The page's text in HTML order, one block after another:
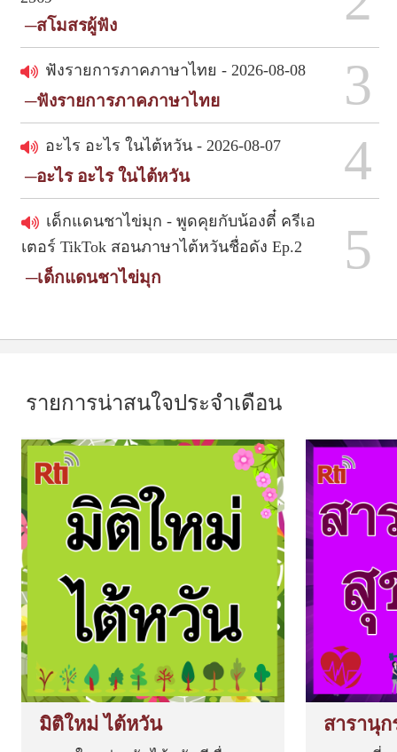
─สโมสรผู้ฟัง
ฟังรายการภาคภาษาไทย - 2026-08-08
─ฟังรายการภาคภาษาไทย 3
อะไร อะไร ในไต้หวัน - 2026-08-07
─อะไร อะไร ในไต้หวัน 4
เด็กแดนชาไข่มุก - พูดคุยกับน้องตี๋ ครีเอ
เตอร์ TikTok สอนภาษาไต้หวันชื่อดัง Ep.2
─เด็กแดนชาไข่มุก 5
รายการน่าสนใจประจำเดือน
มิติใหม่ ไต้หวัน สารานุ